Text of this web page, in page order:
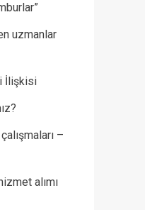
uzmanlar
İlişkisi
–
alımı